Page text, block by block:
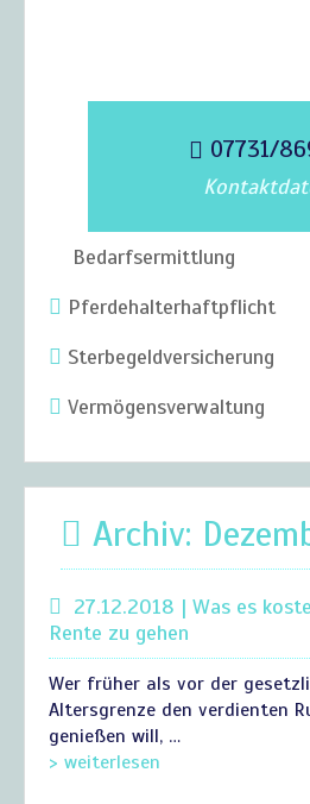
07731/
Bedarfsermittlung
Pferdehalterhaftpflicht
Sterbegeldversicherung
Vermögensverwaltung
Archiv:
27.12.2018 | Was es
Rente zu gehen
Wer früher als vor der
Altersgrenze den verdienten
genießen will, …
> weiterlesen